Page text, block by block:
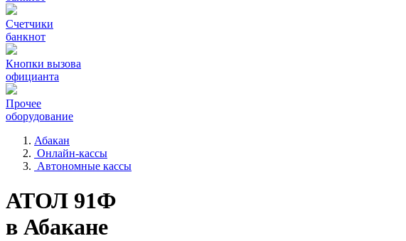
Счетчики
банкнот
Кнопки вызова
официанта
Прочее
оборудование
Абакан
Онлайн-кассы
Автономные кассы
АТОЛ 91Ф
в Абакане